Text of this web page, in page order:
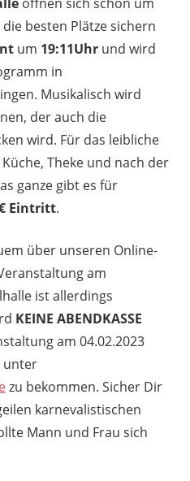
besten Plätze sichern
um 19:11Uhr und wird
in
Musikalisch wird
der auch die
wird. Für das leibliche
Theke und nach der
ganze gibt es für
Eintritt.
über unseren Online-
am
ist allerdings
KEINE ABENDKASSE
am 04.02.2023
unter
zu bekommen. Sicher Dir
karnevalistischen
Mann und Frau sich